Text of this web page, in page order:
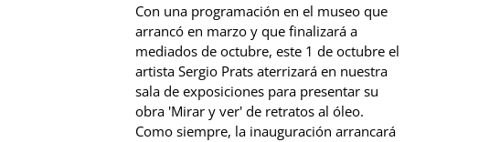
Con una programación en el museo que
arrancó en marzo y que finalizará a
mediados de octubre, este 1 de octubre el
artista Sergio Prats aterrizará en nuestra
sala de exposiciones para presentar su
obra 'Mirar y ver' de retratos al óleo.
Como siempre, la inauguración arrancará